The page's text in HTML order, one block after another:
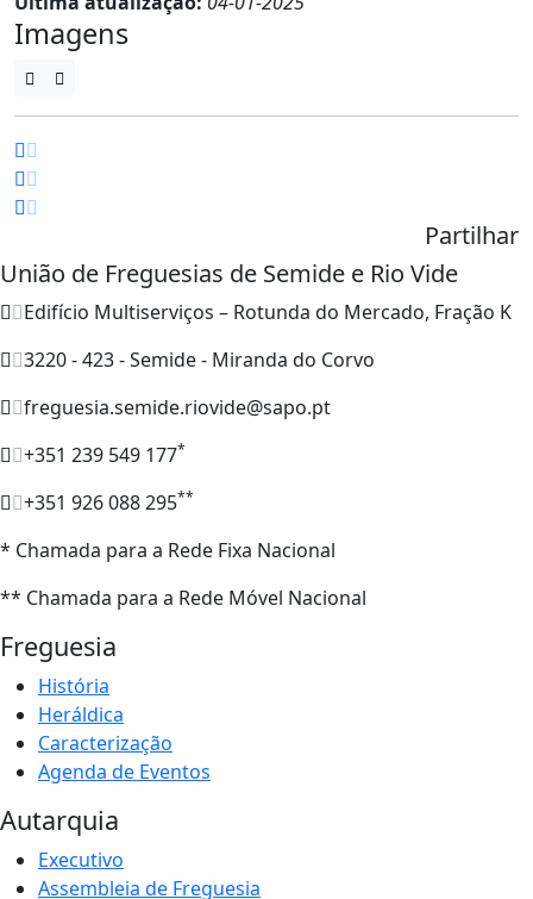
Imagens
Partilhar
União de Freguesias de Semide e Rio Vide
Edifício Multiserviços – Rotunda do Mercado, Fração K
3220 - 423 - Semide - Miranda do Corvo
freguesia.semide.riovide@sapo.pt
+351 239 549 177*
+351 926 088 295**
* Chamada para a Rede Fixa Nacional
** Chamada para a Rede Móvel Nacional
Freguesia
História
Heráldica
Caracterização
Agenda de Eventos
Autarquia
Executivo
Assembleia de Freguesia